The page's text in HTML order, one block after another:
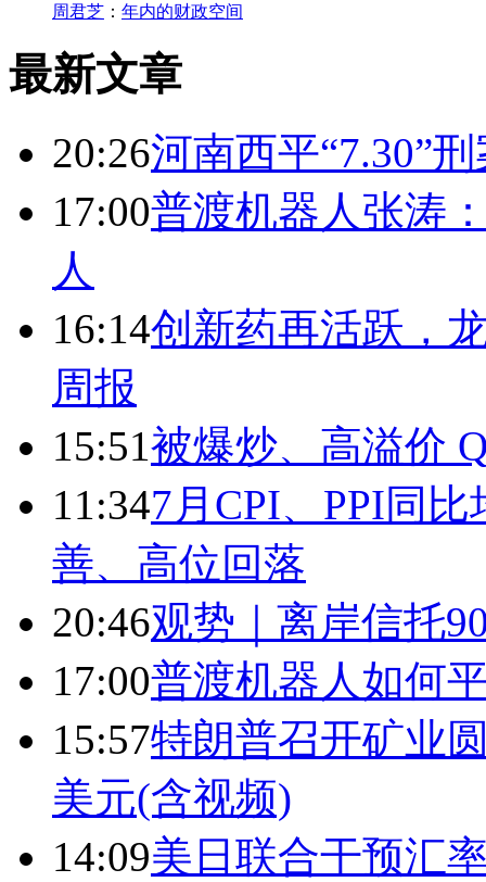
周君芝 ： 年内的财政空间
最新文章
20:26河南西平“7.30”
17:00普渡机器人张涛
人
16:14创新药再活跃，
周报
15:51被爆炒、高溢价
11:347月CPI、PPI同
善、高位回落
20:46观势｜离岸信托
17:00普渡机器人如何
15:57特朗普召开矿业
美元(含视频)
14:09美日联合干预汇